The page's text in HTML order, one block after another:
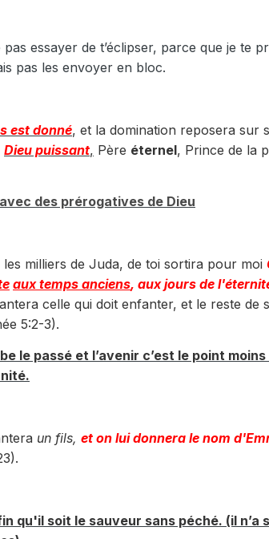
essayer de t’éclipser, parce que je te
pas les envoyer en bloc.
est donné, et la domination reposera sur
Dieu puissant, Père éternel, Prince de la
des prérogatives de Dieu
milliers de Juda, de toi sortira pour moi
aux temps anciens, aux jours de
celle qui doit enfanter, et le reste de
5:2-3).
le passé et l’avenir c’est le point
un fils, et on lui donnera le nom
qu'il soit le sauveur sans péché. (il n’a